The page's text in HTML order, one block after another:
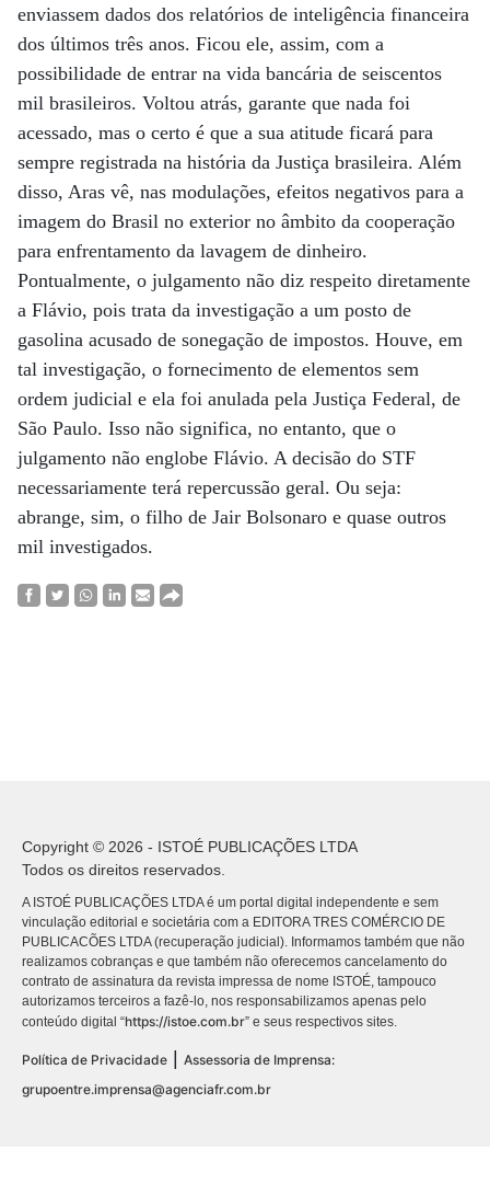
enviassem dados dos relatórios de inteligência financeira
dos últimos três anos. Ficou ele, assim, com a
possibilidade de entrar na vida bancária de seiscentos
mil brasileiros. Voltou atrás, garante que nada foi
acessado, mas o certo é que a sua atitude ficará para
sempre registrada na história da Justiça brasileira. Além
disso, Aras vê, nas modulações, efeitos negativos para a
imagem do Brasil no exterior no âmbito da cooperação
para enfrentamento da lavagem de dinheiro.
Pontualmente, o julgamento não diz respeito diretamente
a Flávio, pois trata da investigação a um posto de
gasolina acusado de sonegação de impostos. Houve, em
tal investigação, o fornecimento de elementos sem
ordem judicial e ela foi anulada pela Justiça Federal, de
São Paulo. Isso não significa, no entanto, que o
julgamento não englobe Flávio. A decisão do STF
necessariamente terá repercussão geral. Ou seja:
abrange, sim, o filho de Jair Bolsonaro e quase outros
mil investigados.
Copyright © 2026 - ISTOÉ PUBLICAÇÕES LTDA
Todos os direitos reservados.
A ISTOÉ PUBLICAÇÕES LTDA é um portal digital independente e sem
vinculação editorial e societária com a EDITORA TRES COMÉRCIO DE
PUBLICACÕES LTDA (recuperação judicial). Informamos também que não
realizamos cobranças e que também não oferecemos cancelamento do
contrato de assinatura da revista impressa de nome ISTOÉ, tampouco
autorizamos terceiros a fazê-lo, nos responsabilizamos apenas pelo
conteúdo digital “https://istoe.com.br” e seus respectivos sites.
Política de Privacidade
Assessoria de Imprensa:
grupoentre.imprensa@agenciafr.com.br